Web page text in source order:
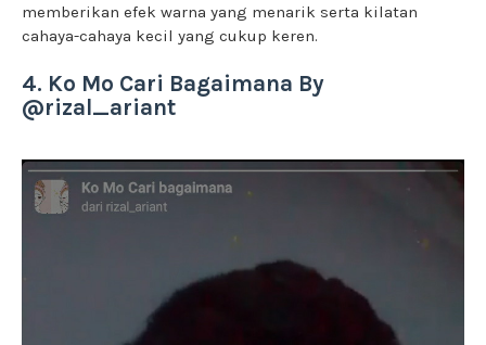
memberikan efek warna yang menarik serta kilatan
cahaya-cahaya kecil yang cukup keren.
4. Ko Mo Cari Bagaimana By
@rizal_ariant